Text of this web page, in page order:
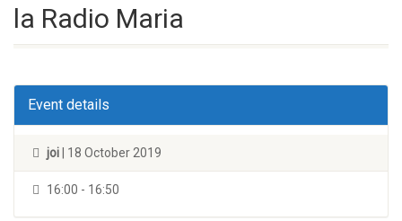
la Radio Maria
Event details
joi | 18 October 2019
16:00 - 16:50